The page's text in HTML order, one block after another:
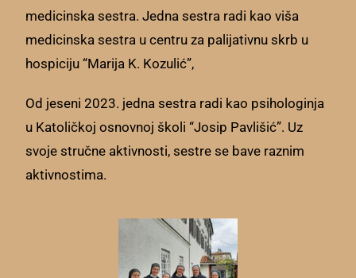
medicinska sestra. Jedna sestra radi kao viša
medicinska sestra u centru za palijativnu skrb u
hospiciju “Marija K. Kozulić”,
Od jeseni 2023. jedna sestra radi kao psihologinja
u Katoličkoj osnovnoj školi “Josip Pavlišić”. Uz
svoje stručne aktivnosti, sestre se bave raznim
aktivnostima.